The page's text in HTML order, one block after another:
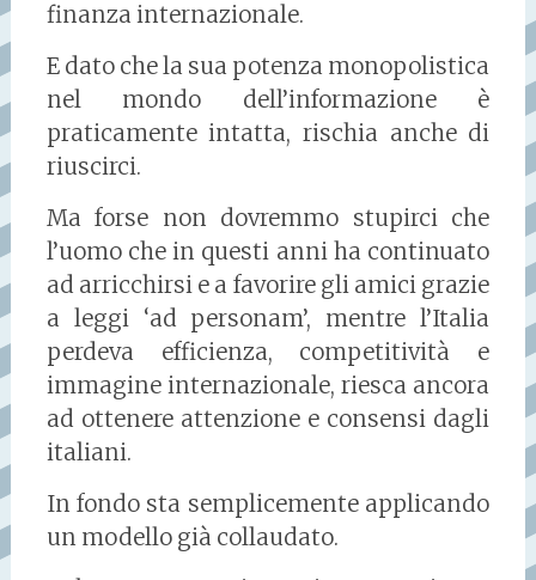
finanza internazionale.
E dato che la sua potenza monopolistica
nel mondo dell’informazione è
praticamente intatta, rischia anche di
riuscirci.
Ma forse non dovremmo stupirci che
l’uomo che in questi anni ha continuato
ad arricchirsi e a favorire gli amici grazie
a leggi ‘ad personam’, mentre l’Italia
perdeva efficienza, competitività e
immagine internazionale, riesca ancora
ad ottenere attenzione e consensi dagli
italiani.
In fondo sta semplicemente applicando
un modello già collaudato.